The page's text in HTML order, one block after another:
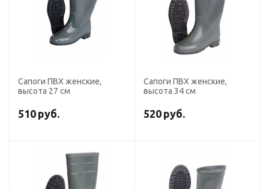
Сапоги ПВХ женские,
высота 27 см
510 руб.
Сапоги ПВХ женские,
высота 34 см
520 руб.